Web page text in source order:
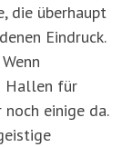
die überhaupt
Eindruck.
Hallen für
noch einige da.